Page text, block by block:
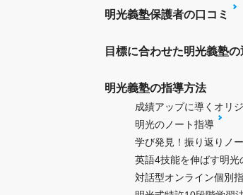
明光義塾保護者の口コミ
目標に合わせた明光義塾
明光義塾の指導方法
成績アップに導くオリ
明光のノート指導
学び発見！振り返りノ
英語4技能を伸ばす明光
対話型オンライン個別